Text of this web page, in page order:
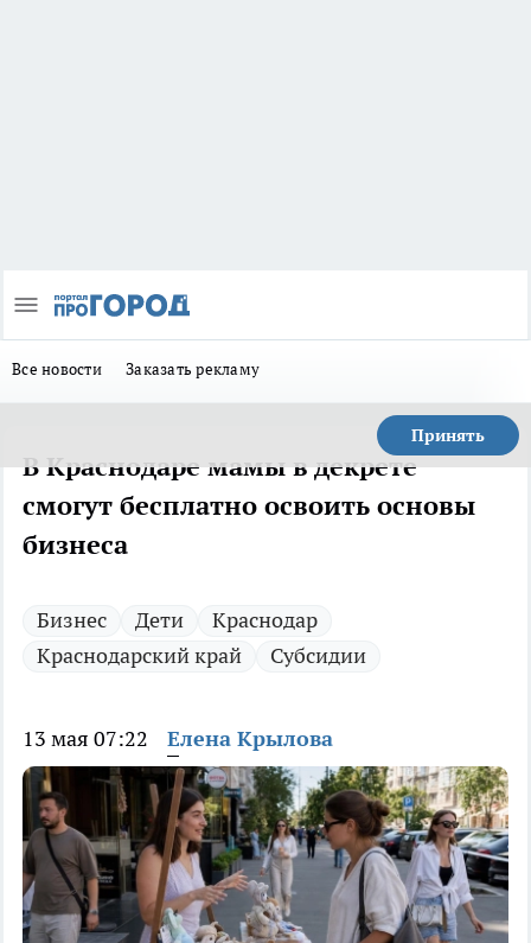
Все новости Заказать рекламу
Принять
В Краснодаре мамы в декрете
смогут бесплатно освоить основы
бизнеса
Бизнес Дети
Краснодар
Краснодарский край
Субсидии
13 мая 07:22 Елена Крылова